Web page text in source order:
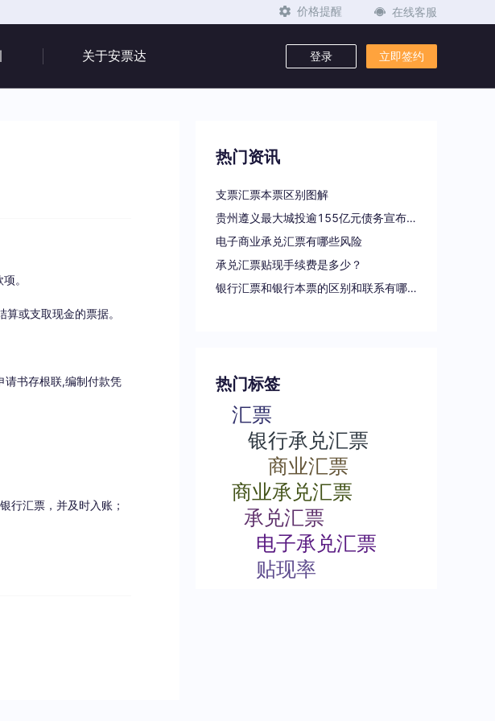
价格提醒 在线客服
关于安票达 登录 立即签约
。
或支取现金的票据。
请书存根联,编制付款凭
行汇票，并及时入账；
热门资讯
支票汇票本票区别图解
贵州遵义最大城投逾155亿元债务宣布重组
电子商业承兑汇票有哪些风险
承兑汇票贴现手续费是多少？
银行汇票和银行本票的区别和联系有哪些（一文读懂支票、本票和汇票的区别）
热门标签
汇票
银行承兑汇票
商业汇票
商业承兑汇票
承兑汇票
电子承兑汇票
贴现率